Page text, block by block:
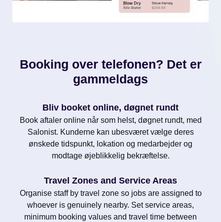
Booking over telefonen? Det er
gammeldags
Bliv booket online, døgnet rundt
Book aftaler online når som helst, døgnet rundt, med
Salonist. Kunderne kan ubesværet vælge deres
ønskede tidspunkt, lokation og medarbejder og
modtage øjeblikkelig bekræftelse.
Travel Zones and Service Areas
Organise staff by travel zone so jobs are assigned to
whoever is genuinely nearby. Set service areas,
minimum booking values and travel time between